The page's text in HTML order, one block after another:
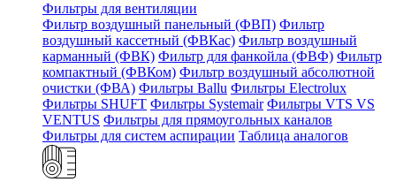
Фильтры для вентиляции
Фильтр воздушный панельный (ФВП) Фильтр
воздушный кассетный (ФВКас) Фильтр воздушный
карманный (ФВК) Фильтр для фанкойла (ФВФ) Фильтр
компактный (ФВКом) Фильтр воздушный абсолютной
очистки (ФВА) Фильтры Ballu Фильтры Electrolux
Фильтры SHUFT Фильтры Systemair Фильтры VTS VS
VENTUS Фильтры для прямоугольных каналов
Фильтры для систем аспирации Таблица аналогов